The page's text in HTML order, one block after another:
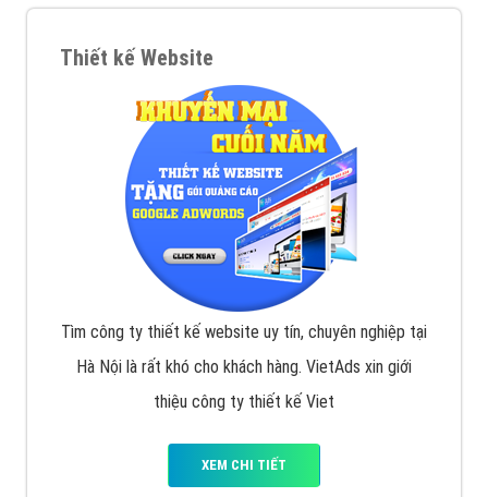
Thiết kế Website
Tìm công ty thiết kế website uy tín, chuyên nghiệp tại
Hà Nội là rất khó cho khách hàng. VietAds xin giới
thiệu công ty thiết kế Viet
XEM CHI TIẾT